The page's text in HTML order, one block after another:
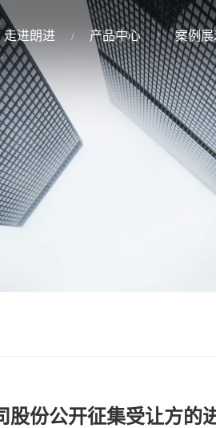
走进朗进 产品中心 案例展
股份公开征集受让方的